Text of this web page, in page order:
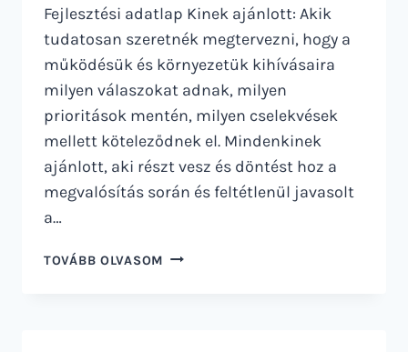
Fejlesztési adatlap Kinek ajánlott: Akik
tudatosan szeretnék megtervezni, hogy a
működésük és környezetük kihívásaira
milyen válaszokat adnak, milyen
prioritások mentén, milyen cselekvések
mellett köteleződnek el. Mindenkinek
ajánlott, aki részt vesz és döntést hoz a
megvalósítás során és feltétlenül javasolt
a…
TOVÁBB OLVASOM STRATÉGIAI